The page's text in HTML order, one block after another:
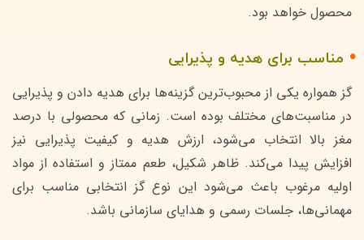
محصول خواهد بود.
مناسب برای هدیه و پذیرایی
گز همواره یکی از محبوب‌ترین گزینه‌ها برای هدیه دادن و پذیرایی
در مناسبت‌های مختلف بوده است. زمانی که محصولی با درصد
مغز بالا انتخاب می‌شود، ارزش هدیه و کیفیت پذیرایی نیز
افزایش پیدا می‌کند. ظاهر شکیل، طعم ممتاز و استفاده از مواد
اولیه مرغوب باعث می‌شود این نوع گز انتخابی مناسب برای
مهمانی‌ها، جلسات رسمی و هدایای سازمانی باشد.